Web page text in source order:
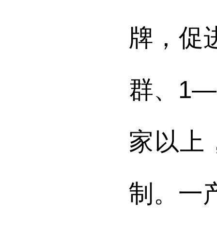
牌，促
群、
家以上
制。一